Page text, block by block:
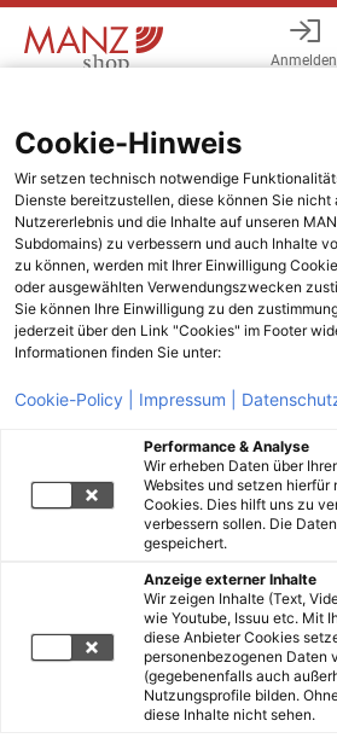
Anmelden
Cookie-Hinweis
Wir setzen technisch notwendige
Dienste bereitzustellen, diese können Sie nicht
Nutzererlebnis und die Inhalte auf unseren
Subdomains) zu verbessern und auch Inhalte
zu können, werden mit Ihrer Einwilligung
oder ausgewählten Verwendungszwecken
Sie können Ihre Einwilligung zu den
jederzeit über den Link "Cookies" im Footer
Informationen finden Sie unter:
Cookie-Policy | Impressum |
Performance & Analyse
Wir erheben Daten über
Websites und setzen hierfür
Cookies. Dies hilft uns zu
verbessern sollen. Die
gespeichert.
Anzeige externer Inhalte
Wir zeigen Inhalte (Text,
wie Youtube, Issuu etc. Mit
diese Anbieter Cookies
personenbezogenen Daten
(gegebenenfalls auch
Nutzungsprofile bilden.
diese Inhalte nicht sehen.